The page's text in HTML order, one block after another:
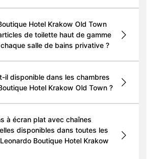
Hotel Krakow Old Town
de toilette haut de gamme
salle de bains privative ?
il disponible dans les chambres
Hotel Krakow Old Town ?
à écran plat avec chaînes
disponibles dans toutes les
Boutique Hotel Krakow